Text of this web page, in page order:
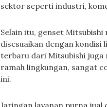
sektor seperti industri,
Selain itu, genset
disesuaikan dengan kondisi
terbaru dari Mitsubishi juga
ramah lingkungan, sangat
ini.